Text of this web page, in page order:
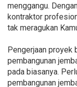
menggangu.
kontraktor
tak meragukan
Pengerjaan proyek
pembangunan
pada biasanya.
pembangunan